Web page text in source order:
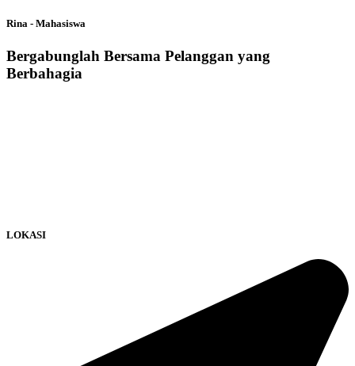
Rina - Mahasiswa
Bergabunglah Bersama Pelanggan yang
Berbahagia
LOKASI